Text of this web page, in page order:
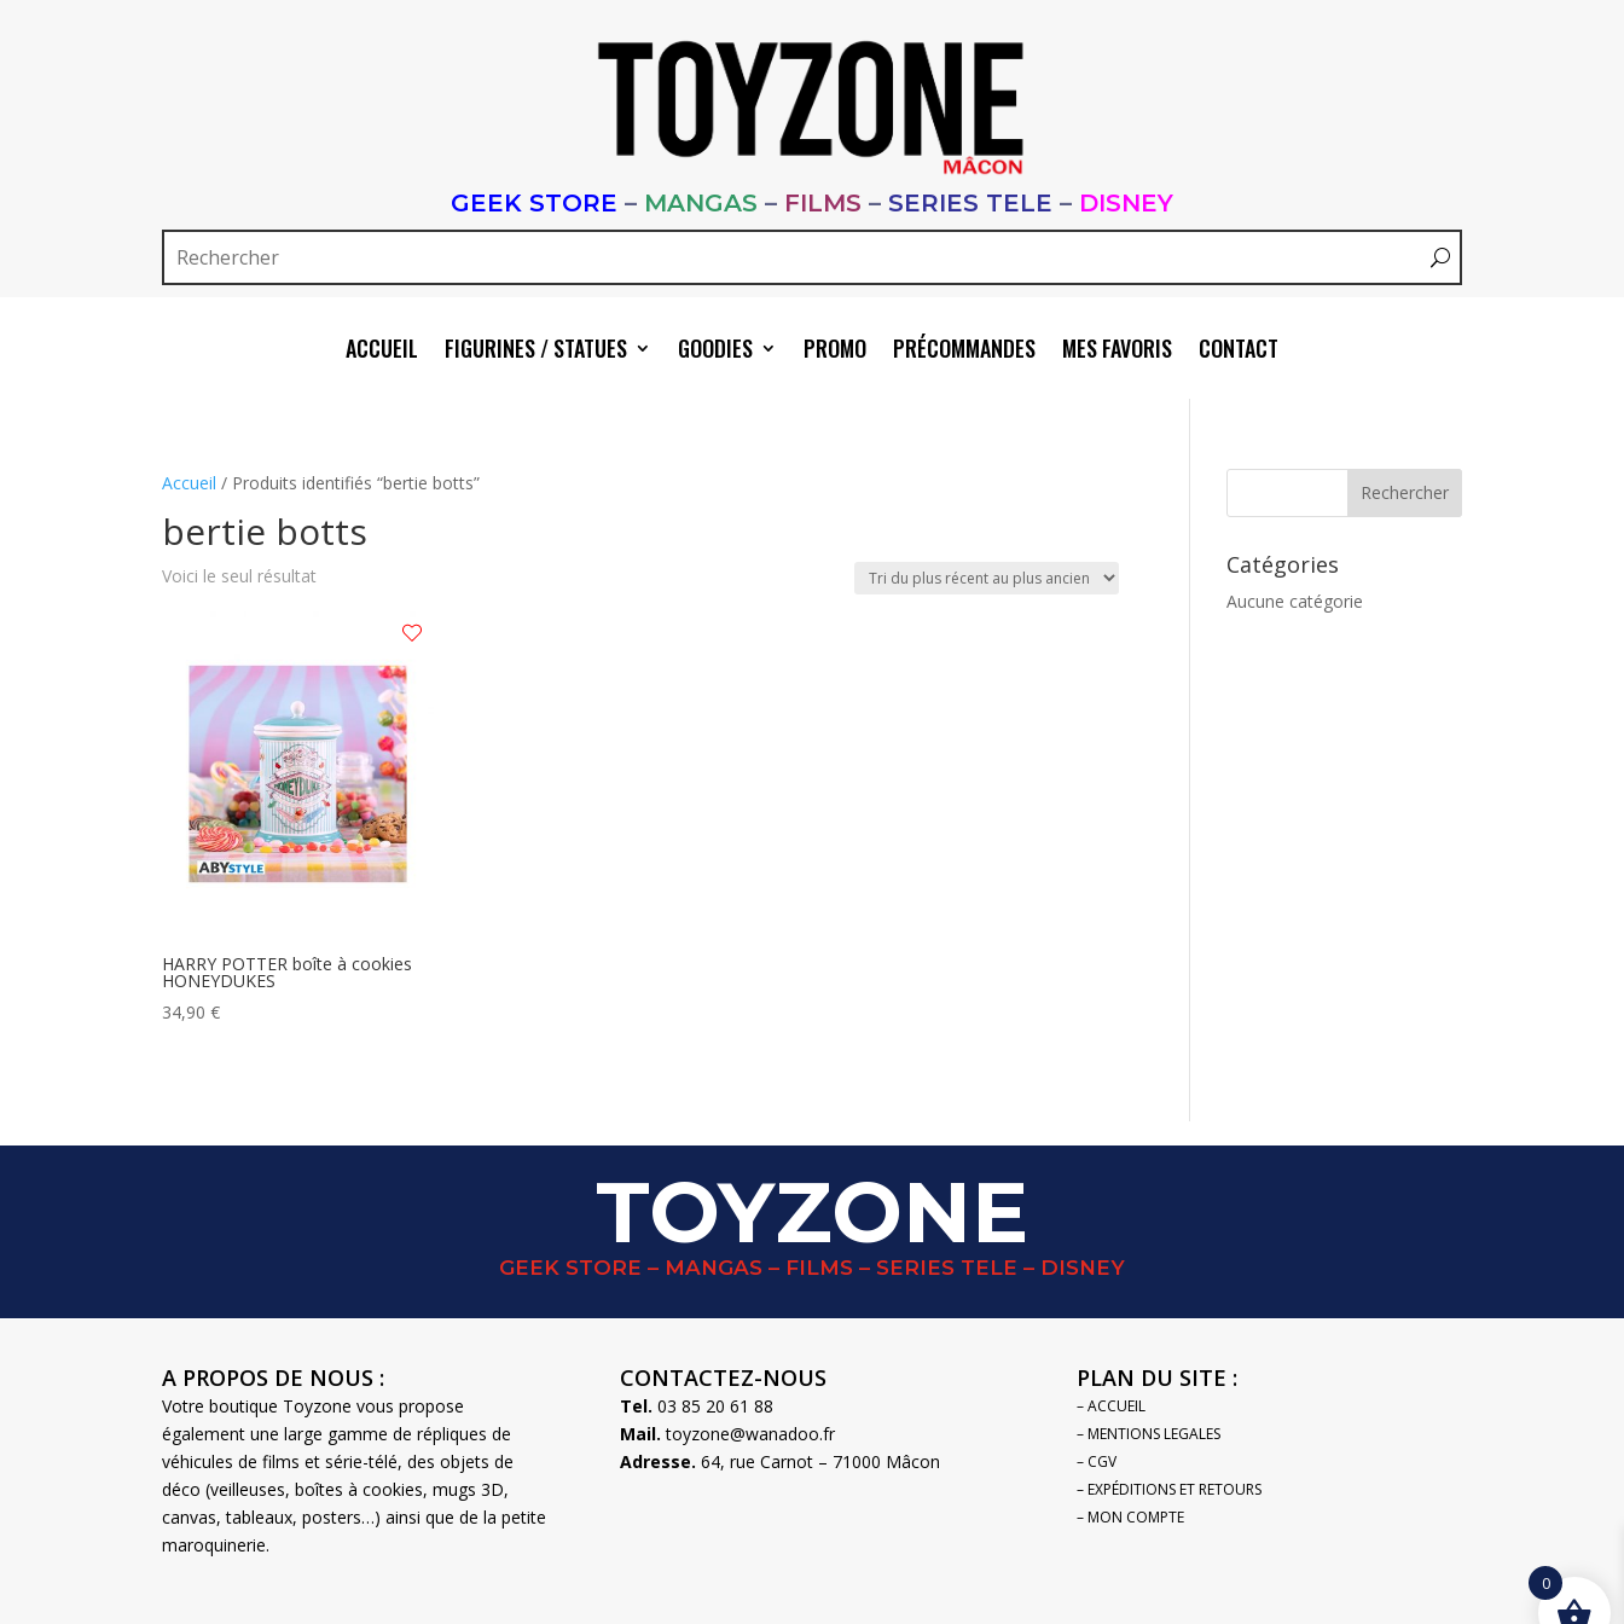
GEEK STORE – MANGAS – FILMS – SERIES TELE – DISNEY
ACCUEIL FIGURINES / STATUES GOODIES PROMO PRÉCOMMANDES MES FAVORIS CONTACT
Accueil / Produits identifiés “bertie botts”
bertie botts
Voici le seul résultat
HARRY POTTER boîte à cookies
HONEYDUKES
34,90€
Catégories
Aucune catégorie
TOYZONE
GEEK STORE – MANGAS – FILMS – SERIES TELE – DISNEY
A PROPOS DE NOUS :
Votre boutique Toyzone vous propose
également une large gamme de répliques de
véhicules de films et série-télé, des objets de
déco (veilleuses, boîtes à cookies, mugs 3D,
canvas, tableaux, posters…) ainsi que de la petite
maroquinerie.
CONTACTEZ-NOUS
Tel. 03 85 20 61 88
Mail. toyzone@wanadoo.fr
Adresse. 64, rue Carnot – 71000 Mâcon
PLAN DU SITE :
– ACCUEIL
– MENTIONS LEGALES
– CGV
– EXPÉDITIONS ET RETOURS
– MON COMPTE
0